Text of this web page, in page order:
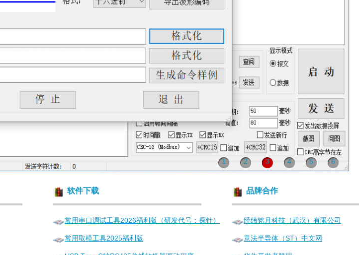
1 2 3 4 5 6
软件下载
常用串口调试工具2026福利版（研发代号：探针）
常用取模工具2025福利版
品牌合作
经纬铭月科技（武汉）有限公司
意法半导体（ST）中文网